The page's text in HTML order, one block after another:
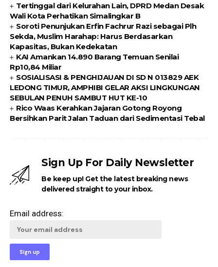
Tertinggal dari Kelurahan Lain, DPRD Medan Desak
Wali Kota Perhatikan Simalingkar B
Soroti Penunjukan Erfin Fachrur Razi sebagai Plh
Sekda, Muslim Harahap: Harus Berdasarkan
Kapasitas, Bukan Kedekatan
KAI Amankan 14.890 Barang Temuan Senilai
Rp10,84 Miliar
SOSIALISASI & PENGHIJAUAN DI SD N 013829 AEK
LEDONG TIMUR, AMPHIBI GELAR AKSI LINGKUNGAN
SEBULAN PENUH SAMBUT HUT KE-10
Rico Waas Kerahkan Jajaran Gotong Royong
Bersihkan Parit Jalan Taduan dari Sedimentasi Tebal
Sign Up For Daily Newsletter
Be keep up! Get the latest breaking news
delivered straight to your inbox.
Email address: